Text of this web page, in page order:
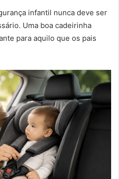
infantil nunca deve ser
Uma boa cadeirinha
para aquilo que os pais